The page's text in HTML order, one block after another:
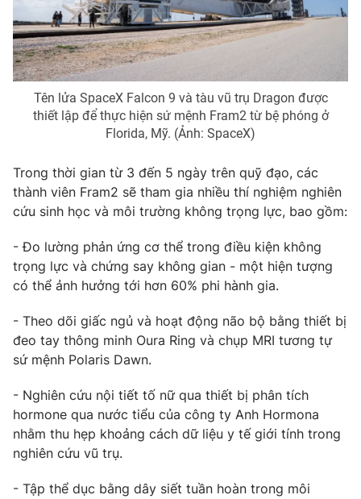
Theo dõi báo trên
Cơ quan chủ quản:Đài Truyền hình Việt Nam
Cơ quan báo chí:Thời báo VTV
Giấy phép hoạt động báo in và báo điện tử số 483/GP-BTTTT
Tổng Biên tập:Vũ Thanh Thủy
Phó Tổng Biên tập:Nguyễn Thị Mỹ Hạnh, Phạm Quốc Thắng,
Nguyễn Trọng Ninh
Ðiện thoại Thời báo VTV:024.66 897 897
Email: toasoan@vtv.vn
Liên hệ quảng cáo:024-7300.7108
Tên lửa SpaceX Falcon 9 và tàu vũ trụ Dragon được
thiết lập để thực hiện sứ mệnh Fram2 từ bệ phóng ở
Florida, Mỹ. (Ảnh: SpaceX)
Trong thời gian từ 3 đến 5 ngày trên quỹ đạo, các
thành viên Fram2 sẽ tham gia nhiều thí nghiệm nghiên
cứu sinh học và môi trường không trọng lực, bao gồm:
- Đo lường phản ứng cơ thể trong điều kiện không
trọng lực và chứng say không gian - một hiện tượng
có thể ảnh hưởng tới hơn 60% phi hành gia.
- Theo dõi giấc ngủ và hoạt động não bộ bằng thiết bị
đeo tay thông minh Oura Ring và chụp MRI tương tự
sứ mệnh Polaris Dawn.
- Nghiên cứu nội tiết tố nữqua thiết bị phân tích
hormone qua nước tiểu của công ty Anh Hormona
nhằm thu hẹp khoảng cách dữ liệu y tế giới tính trong
nghiên cứu vũ trụ.
- Tập thể dục bằng dây siết tuần hoàn trong môi